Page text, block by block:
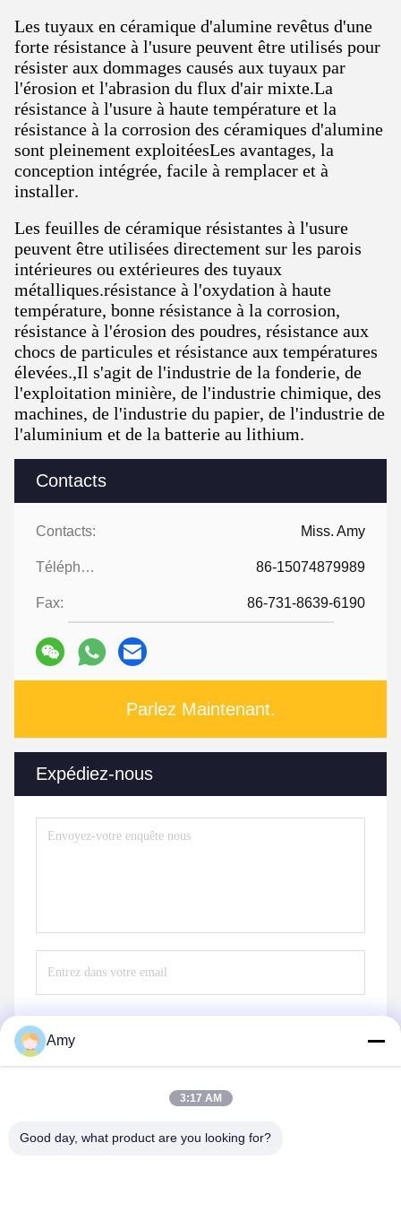
Contacts
Contacts: Miss. Amy
Téléphone: 86-15074879989
Fax: 86-731-8639-6190
Parlez Maintenant.
Expédiez-nous
Les tuyaux en céramique d'alumine revêtus d'une
forte résistance à l'usure peuvent être utilisés pour
résister aux dommages causés aux tuyaux par
l'érosion et l'abrasion du flux d'air mixte.La
résistance à l'usure à haute température et la
résistance à la corrosion des céramiques d'alumine
sont pleinement exploitéesLes avantages, la
conception intégrée, facile à remplacer et à
installer.
Les feuilles de céramique résistantes à l'usure
peuvent être utilisées directement sur les parois
intérieures ou extérieures des tuyaux
métalliques.résistance à l'oxydation à haute
température, bonne résistance à la corrosion,
résistance à l'érosion des poudres, résistance aux
chocs de particules et résistance aux températures
élevées.,Il s'agit de l'industrie de la fonderie, de
l'exploitation minière, de l'industrie chimique, des
machines, de l'industrie du papier, de l'industrie de
l'aluminium et de la batterie au lithium.
Amy
3:17 AM
Good day, what product are you looking for?